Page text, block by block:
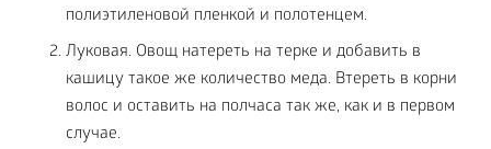
полиэтиленовой пленкой и полотенцем.
Луковая. Овощ натереть на терке и добавить в
кашицу такое же количество меда. Втереть в корни
волос и оставить на полчаса так же, как и в первом
случае.